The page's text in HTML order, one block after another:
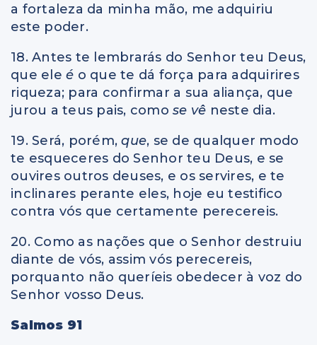
a fortaleza da minha mão, me adquiriu
este poder.
18. Antes te lembrarás do Senhor teu Deus,
que ele é o que te dá força para adquirires
riqueza; para confirmar a sua aliança, que
jurou a teus pais, como se vê neste dia.
19. Será, porém,que, se de qualquer modo
te esqueceres do Senhor teu Deus, e se
ouvires outros deuses, e os servires, e te
inclinares perante eles, hoje eu testifico
contra vós que certamente perecereis.
20. Como as nações que o Senhor destruiu
diante de vós, assim vós perecereis,
porquanto não queríeis obedecer à voz do
Senhor vosso Deus.
Salmos 91